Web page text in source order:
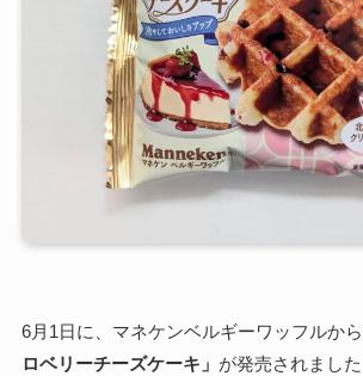
6月1日に、マネケンベルギーワッフルか
ロベリーチーズケーキ」 が発売されました